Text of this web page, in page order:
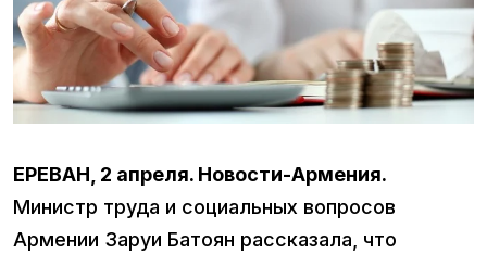
ЕРЕВАН, 2 апреля. Новости-Армения.
Министр труда и социальных вопросов
Армении Заруи Батоян рассказала, что